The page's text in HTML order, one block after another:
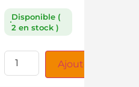
Disponible (
2 en stock )
Ajouter au